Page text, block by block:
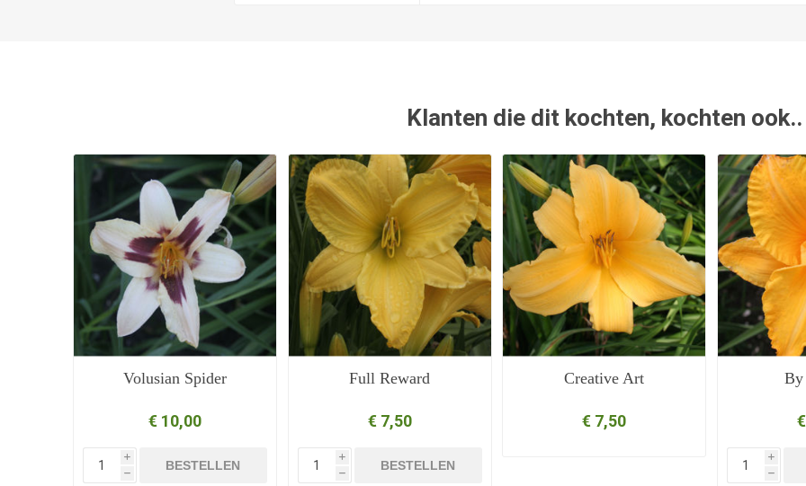
Klanten die dit kochten, kochten ook..
Volusian Spider
€ 10,00
i
h
BESTELLEN
Full Reward
€ 7,50
i
h
BESTELLEN
Creative Art
€ 7,50
i
h